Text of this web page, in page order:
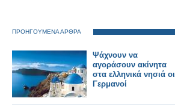
ΠΡΟΗΓΟΥΜΕΝΑ ΑΡΘΡΑ
Ψάχνουν να
αγοράσουν ακίνητα
στα ελληνικά νησιά οι
Γερμανοί